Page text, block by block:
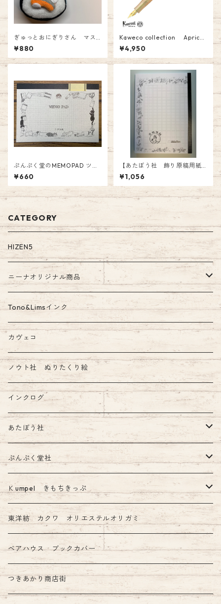
ぎゅっとおにぎりさん マス
コット 鮭 880円
¥880
Kaweco collection Apricot
Pearl(アプリコットパール) 万
年筆(F)￥4950(税込）
¥4,950
ぷんぷく堂のMEMOPAD ツバ
メノート×ぷんぷく堂 P-196
(5mm方眼罫） ぷんぷく堂プ
ロデュース
¥660
【あたぼう社 飾り原稿用紙
ノート】 ¥1,056.-(税込)
¥1,056
CATEGORY
HIZEN5
ニーナオリジナル商品
ガラスペン
Tono&Limsコラボインク
Tono&Limsインク
カヴェコ
ノウト社 ぬりたくり絵
インクログ
あたぼう社
飾り原稿用紙
その他 あたぼう社製品
ぷんぷく堂社
限定 mizutama+ぷんぷく堂コラボ商品
Ｋumpel きもちきっぷ
きもちふせん
東洋紡 カクワ オリエステルオリガミ
ベアハウス ブックカバー
つきあかり商店街